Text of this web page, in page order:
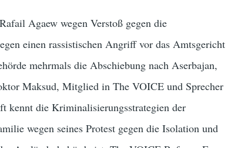
Agaew wegen Verstoß gegen die
einen rassistischen Angriff vor das Amtsgericht
mehrmals die Abschiebung nach Aserbajan,
Maksud, Mitglied in The VOICE und Sprecher
kennt die Kriminalisierungsstrategien der
wegen seines Protest gegen die Isolation und